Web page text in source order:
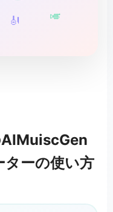
🎻 🎺
ターの使い方